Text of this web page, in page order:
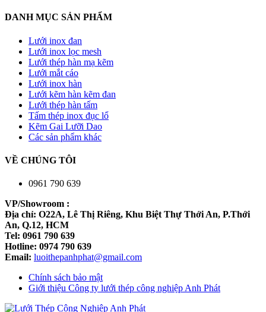
DANH MỤC SẢN PHẨM
Lưới inox đan
Lưới inox lọc mesh
Lưới thép hàn mạ kẽm
Lưới mắt cáo
Lưới inox hàn
Lưới kẽm hàn kẽm đan
Lưới thép hàn tấm
Tấm thép inox đục lổ
Kẽm Gai Lưỡi Dao
Các sản phẩm khác
VỀ CHÚNG TÔI
0961 790 639
VP/Showroom :
Địa chỉ: O22A, Lê Thị Riêng, Khu Biệt Thự Thới An, P.Thới
An, Q.12, HCM
Tel: 0961 790 639
Hotline: 0974 790 639
Email: luoithepanhphat@gmail.com
Chính sách bảo mật
Giới thiệu Công ty lưới thép công nghiệp Anh Phát